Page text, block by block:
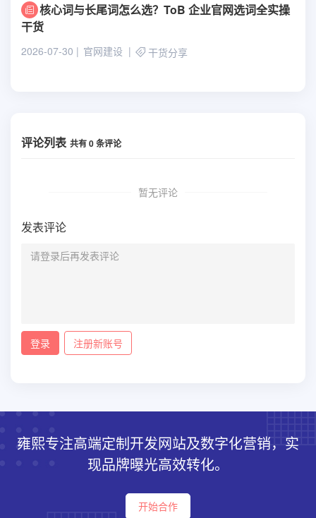
核心词与长尾词怎么选？ToB 企业官网选词全实操
干货
2026-07-30 官网建设 干货分享
评论列表 共有0条评论
暂无评论
发表评论
登录 注册新账号
雍熙专注高端定制开发网站及数字化营销，实
现品牌曝光高效转化。
开始合作